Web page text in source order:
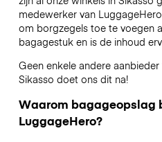
medewerker van
om borgzegels toe te voegen
bagagestuk en is de inhoud
Geen enkele andere
Sikasso doet ons dit na!
Waarom bagageopslag
LuggageHero?